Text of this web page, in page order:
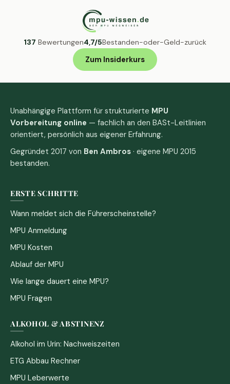
137 Bewertungen4,7/5Bestanden-oder-Geld-zurück
Zum Insiderkurs
Unabhängige Plattform für strukturierte MPU
Vorbereitung online — fachlich an den BASt-Leitlinien
orientiert, persönlich aus eigener Erfahrung.
Gegründet 2017 von Ben Ambros · eigene MPU 2015
bestanden.
ERSTE SCHRITTE
Wann meldet sich die Führerscheinstelle?
MPU Anmeldung
MPU Kosten
Ablauf der MPU
Wie lange dauert eine MPU?
MPU Fragen
ALKOHOL & ABSTINENZ
Alkohol im Urin: Nachweiszeiten
ETG Abbau Rechner
MPU Leberwerte